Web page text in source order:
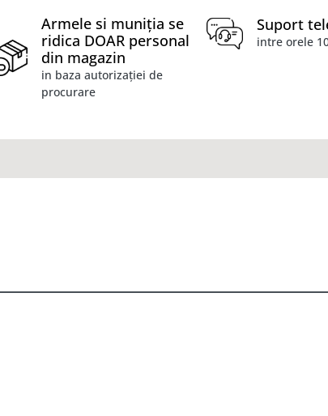
Armele si muniția se
ridica DOAR personal
din magazin
in baza autorizației de
procurare
Suport
intre orele